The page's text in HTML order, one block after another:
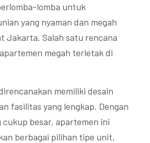
lomba untuk
yang nyaman dan megah
Jakarta. Salah satu rencana
megah terletak di
memiliki desain
fasilitas yang lengkap. Dengan
cukup besar, apartemen ini
berbagai pilihan tipe unit,